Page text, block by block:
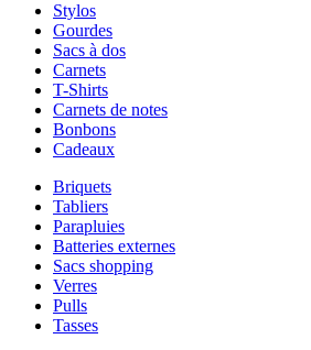
Stylos
Gourdes
Sacs à dos
Carnets
T-Shirts
Carnets de notes
Bonbons
Cadeaux
Briquets
Tabliers
Parapluies
Batteries externes
Sacs shopping
Verres
Pulls
Tasses